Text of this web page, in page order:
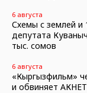
6 августа
Схемы с землей и
депутата
тыс. сомов
6 августа
«Кыргызфильм»
и обвиняет